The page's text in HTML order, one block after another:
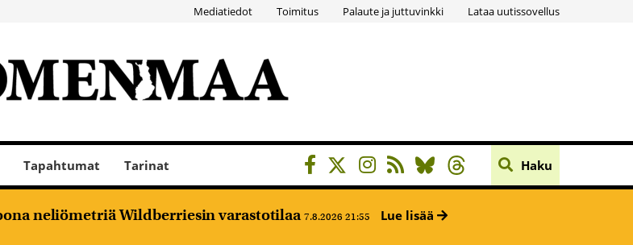
Mediatiedot Toimitus Palaute ja juttuvinkki Lataa uutissovellus
Tapahtumat Tarinat Haku
neliömetriä Wildberriesin varastotilaa 7.8.2026 21:55 Lue lisää